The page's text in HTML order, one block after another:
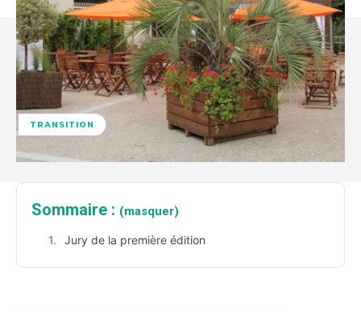
TRANSITION
Sommaire : (masquer)
Jury de la première édition